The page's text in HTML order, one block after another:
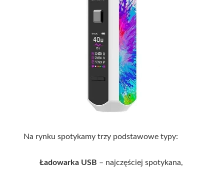
Na rynku spotykamy trzy podstawowe typy:
Ładowarka USB – najczęściej spotykana,